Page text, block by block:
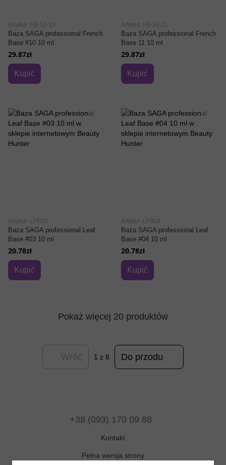
Artykuł: FB-10-10
Baza SAGA professional French
Base #10 10 ml
29.87zł
Kupić
Artykuł: FB-10-11
Baza SAGA professional French
Base 11 10 ml
29.87zł
Kupić
Artykuł: LFB03
Baza SAGA professional Leaf
Base #03 10 ml
20.78zł
Kupić
Artykuł: LFB04
Baza SAGA professional Leaf
Base #04 10 ml
20.78zł
Kupić
Pokaż więcej 20 produktów
Wróć 1 z 8 Do przodu
+38 (093) 170 09 88
Kontakt
Pełna wersja strony